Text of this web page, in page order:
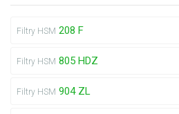
Filtry HSM 208 F
Filtry HSM 805 HDZ
Filtry HSM 904 ZL